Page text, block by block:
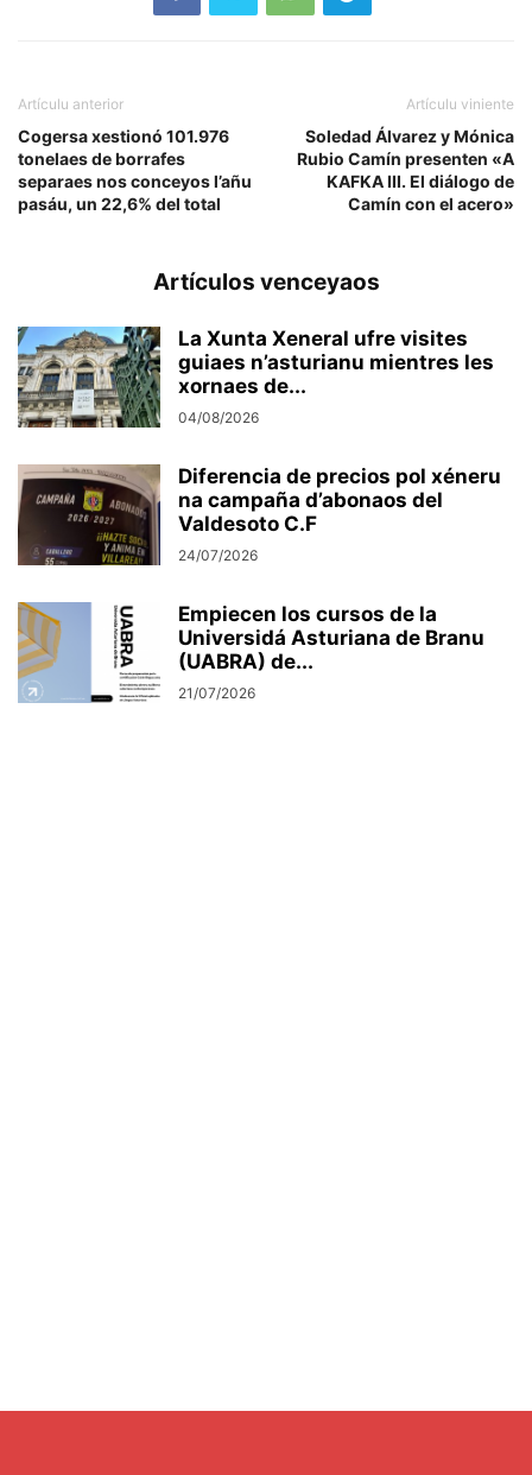
Artículu anterior
Cogersa xestionó 101.976
tonelaes de borrafes
separaes nos conceyos l’añu
pasáu, un 22,6% del total
Artículu viniente
Soledad Álvarez y Mónica
Rubio Camín presenten «A
KAFKA III. El diálogo de
Camín con el acero»
Artículos venceyaos
La Xunta Xeneral ufre visites
guiaes n’asturianu mientres les
xornaes de...
04/08/2026
Diferencia de precios pol xéneru
na campaña d’abonaos del
Valdesoto C.F
24/07/2026
Empiecen los cursos de la
Universidá Asturiana de Branu
(UABRA) de...
21/07/2026